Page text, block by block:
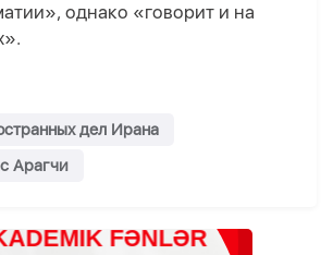
однако «говорит и на
дел Ирана
Арагчи